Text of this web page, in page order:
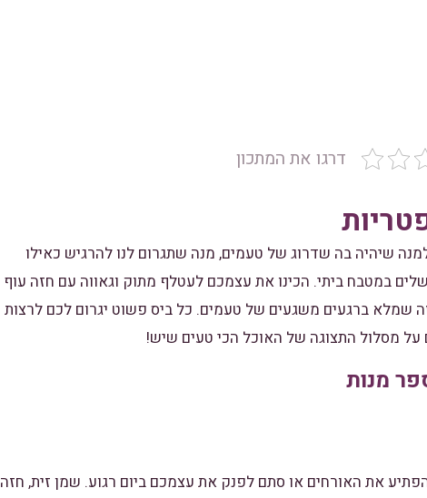
דרגו את המתכון
שיהיה בה שדרוג של טעמים, מנה שתגרום לנו להרגיש כאילו
במטבח ביתי. הכינו את עצמכם לעטלף מתוק וגאווה עם חזה עוף
שמלא ברגעים משגעים של טעמים. כל ביס פשוט יגרום לכם לרצות
מסלול התצוגה של האוכל הכי טעים שיש!
מנות
את האורחים או סתם לפנק את עצמכם ביום רגוע. שמן זית, חזה